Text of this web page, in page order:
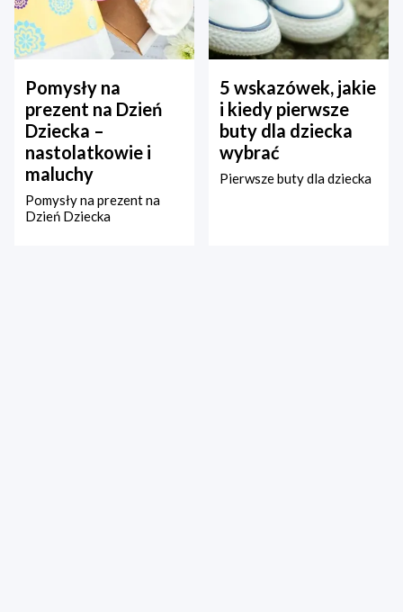
Pomysły na
prezent na Dzień
Dziecka –
nastolatkowie i
maluchy
Pomysły na prezent na
Dzień Dziecka
5 wskazówek, jakie
i kiedy pierwsze
buty dla dziecka
wybrać
Pierwsze buty dla dziecka